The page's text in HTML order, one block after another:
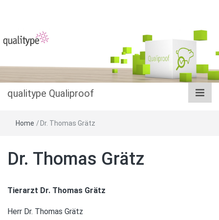
Qualiproof
qualitype Qualiproof
Home / Dr. Thomas Grätz
Dr. Thomas Grätz
Tierarzt Dr. Thomas Grätz
Herr Dr. Thomas Grätz